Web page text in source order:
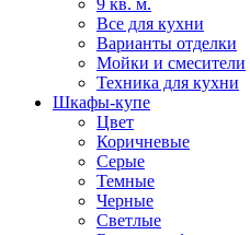
9 кв. м.
Все для кухни
Варианты отделки
Мойки и смесители
Техника для кухни
Шкафы-купе
Цвет
Коричневые
Серые
Темные
Черные
Светлые